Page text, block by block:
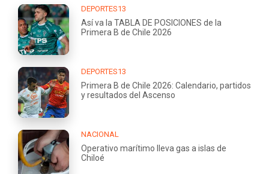
DEPORTES13
Así va la TABLA DE POSICIONES de la
Primera B de Chile 2026
DEPORTES13
Primera B de Chile 2026: Calendario, partidos
y resultados del Ascenso
NACIONAL
Operativo marítimo lleva gas a islas de
Chiloé